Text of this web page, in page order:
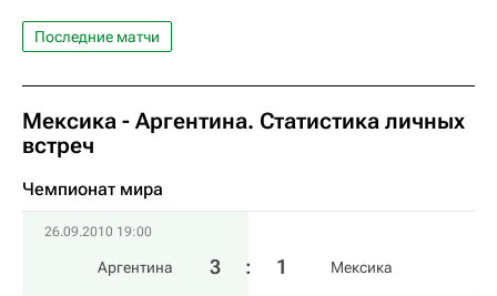
Последние матчи
Мексика - Аргентина. Статистика личных
встреч
Чемпионат мира
26.09.2010 19:00
Аргентина 3 : 1 Мексика